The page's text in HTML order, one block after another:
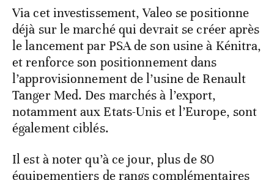
Via cet investissement, Valeo se positionne
déjà sur le marché qui devrait se créer après
le lancement par PSA de son usine à Kénitra,
et renforce son positionnement dans
l’approvisionnement de l’usine de Renault
Tanger Med. Des marchés à l’export,
notamment aux Etats-Unis et l’Europe, sont
également ciblés.
Il est à noter qu’à ce jour, plus de 80
équipementiers de rangs complémentaires